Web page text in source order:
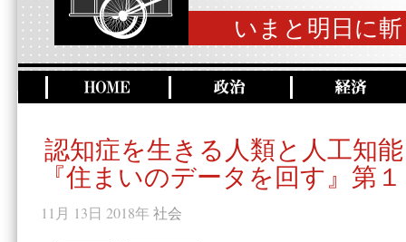
いまと明日に
認知症を生きる人類と人工知
『住まいのデータを回す』第
11月 13日 2018年 社会